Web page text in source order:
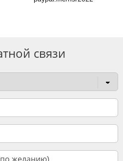
связи